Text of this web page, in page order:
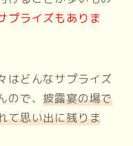
プライズもありま
はどんなサプライズ
ので、披露宴の場で
て思い出に残りま